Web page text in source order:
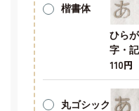
楷書体
ひら
字・
110円
丸ゴシック